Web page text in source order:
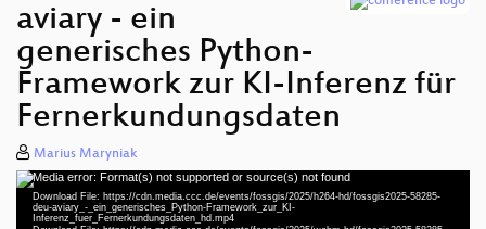
aviary - ein
generisches Python-
Framework zur KI-Inferenz für
Fernerkundungsdaten
Marius Maryniak
Video
Player
Media error: Format(s) not supported or source(s) not found
Download File: https://cdn.media.ccc.de/events/fossgis/2025/h264-hd/fossgis2025-58285-
deu-aviary_-_ein_generisches_Python-Framework_zur_KI-
Inferenz_fuer_Fernerkundungsdaten_hd.mp4